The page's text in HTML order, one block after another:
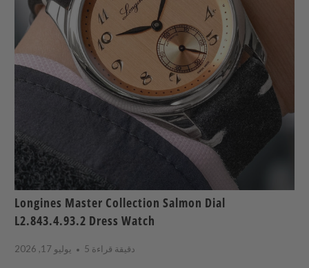
Longines Master Collection Salmon Dial
L2.843.4.93.2 Dress Watch
يوليو 17, 2026 5 دقيقة قراءة